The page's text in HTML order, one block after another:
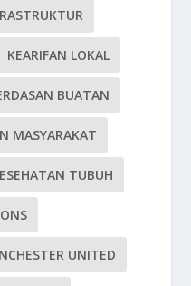
KEARIFAN LOKAL
BUATAN
MASYARAKAT
TUBUH
UNITED